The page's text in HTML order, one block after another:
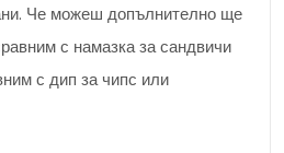
Че можеш допълнително ще
с намазка за сандвичи
с дип за чипс или